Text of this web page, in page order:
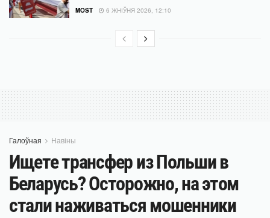
MOST 6 ЖНІЎНЯ 2026, 12:10
Галоўная Навіны
Ищете трансфер из Польши в
Беларусь? Осторожно, на этом
стали наживаться мошенники